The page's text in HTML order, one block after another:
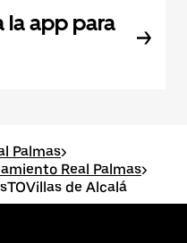
la app para
Palmas>
Real Palmas>
de Alcalá